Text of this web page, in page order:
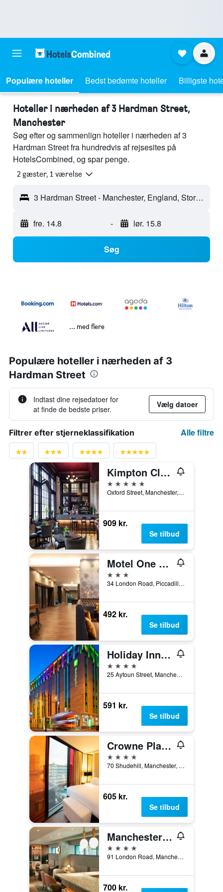
Populære hoteller Bedst bedømte hoteller Billigste
Hoteller i nærheden af 3 Hardman Street,
Manchester
Søg efter og sammenlign hoteller i nærheden af 3
Hardman Street fra hundredvis af rejsesites på
HotelsCombined, og spar penge.
2 gæster, 1 værelse
3 Hardman Street - Manchester, England, Storbritannien
fre. 14.8 - lør. 15.8
Søg
... med flere
Populære hoteller i nærheden af 3
Hardman Street
Indtast dine rejsedatoer for
at finde de bedste priser.
Vælg datoer
Filtrer efter stjerneklassifikation Alle filtre
Kimpton Clocktower Hotel By IHG
5 stjerner
Oxford Street, Manchester, Storbritannien
909 kr.
Se tilbud
Motel One Manchester-Piccadilly
3 stjerner
34 London Road, Piccadilly, Manchester, Storbritannien
492 kr.
Se tilbud
Holiday Inn Manchester - City Centre By IHG
4 stjerner
25 Aytoun Street, Manchester, Storbritannien
591 kr.
Se tilbud
Crowne Plaza Manchester City Centre By IHG
4 stjerner
70 Shudehill, Manchester, Storbritannien
605 kr.
Se tilbud
Manchester Marriott Hotel Piccadilly
4 stjerner
91 London Road, Manchester, Storbritannien
700 kr.